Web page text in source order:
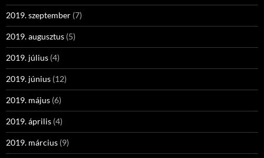
2019. szeptember (7)
2019. augusztus (5)
2019. július (4)
2019. június (12)
2019. május (6)
2019. április (4)
2019. március (9)